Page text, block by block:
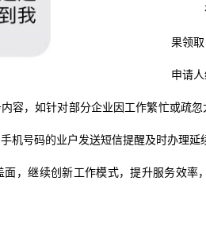
果领
申请
容，如针对部分企业因工作繁忙或疏
机号码的业户发送短信提醒及时办理延
，继续创新工作模式，提升服务效